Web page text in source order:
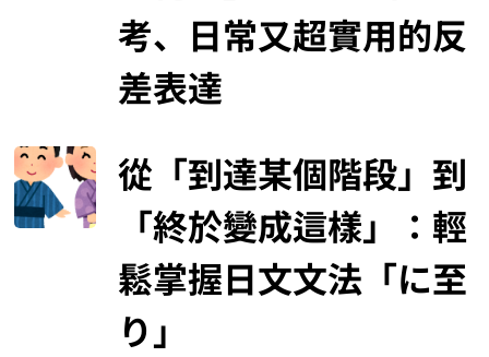
考、日常又超實用的反
差表達
從「到達某個階段」到
「終於變成這樣」：輕
鬆掌握日文文法「に至
り」